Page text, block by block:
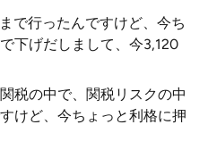
で行ったんですけど、今ち
下げだしまして、今3,120
税の中で、関税リスクの中
けど、今ちょっと利格に押